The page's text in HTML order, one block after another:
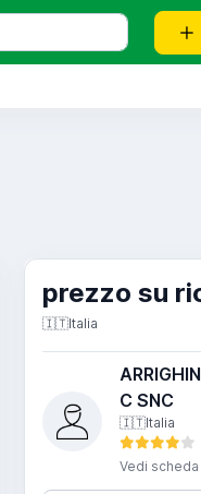
prezzo su
🇮🇹Italia
C SNC
🇮🇹Italia
Vedi